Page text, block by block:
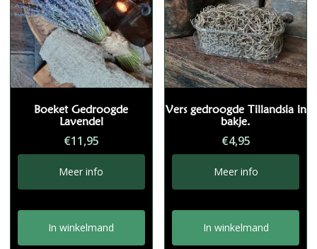
Boeket Gedroogde
Lavendel
€11,95
Meer info
In winkelmand
Vers gedroogde Tillandsia in
bakje.
€4,95
Meer info
In winkelmand